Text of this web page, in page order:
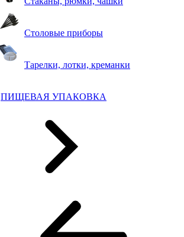
Столовые приборы
Тарелки, лотки, креманки
ПИЩЕВАЯ УПАКОВКА